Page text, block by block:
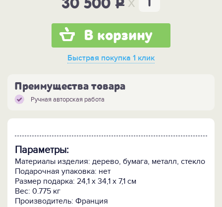
30 500 P
В корзину
Быстрая покупка 1 клик
Преимущества товара
Ручная авторская работа
Параметры:
Материалы изделия: дерево, бумага, металл, стекло
Подарочная упаковка: нет
Размер подарка: 24,1 х 34,1 х 7,1 см
Вес: 0.775 кг
Производитель: Франция